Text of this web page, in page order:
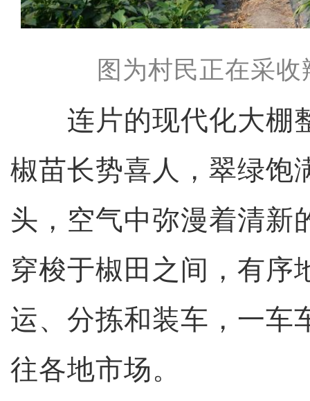
图为村民正在采
连片的现代化大棚
椒苗长势喜人，翠绿饱
头，空气中弥漫着清新
穿梭于椒田之间，有序
运、分拣和装车，一车
往各地市场。